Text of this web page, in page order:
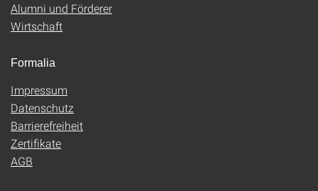
Alumni und Förderer
Wirtschaft
Formalia
Impressum
Datenschutz
Barrierefreiheit
Zertifikate
AGB